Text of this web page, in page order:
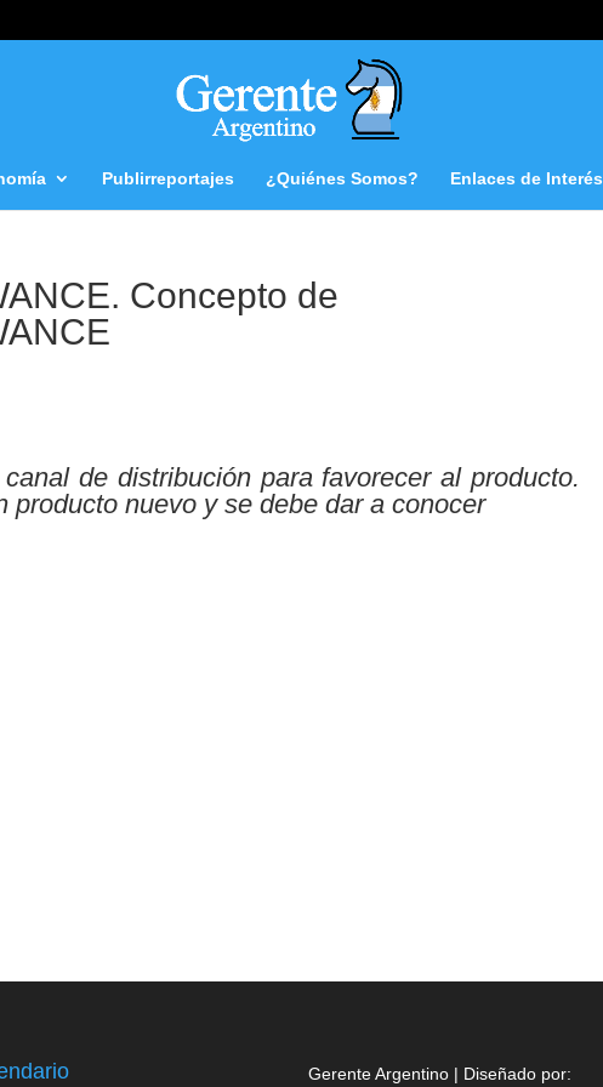
Publirreportajes ¿Quiénes Somos? Enlaces de Interés
Concepto de
de distribución para favorecer al producto.
producto nuevo y se debe dar a conocer
Gerente Argentino | Diseñado por: